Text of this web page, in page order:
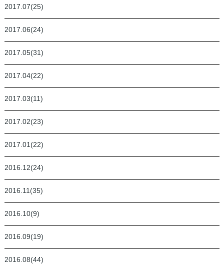
2017.07(25)
2017.06(24)
2017.05(31)
2017.04(22)
2017.03(11)
2017.02(23)
2017.01(22)
2016.12(24)
2016.11(35)
2016.10(9)
2016.09(19)
2016.08(44)